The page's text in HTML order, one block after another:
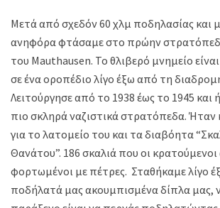
Μετά από σχεδόν 60 χλμ ποδηλασίας και
ανηφόρα φτάσαμε στο πρώην
του Mauthausen. Το θλιβερό μνημείο
σε ένα οροπέδιο λίγο έξω από τη
Λειτούργησε από το 1938 έως το 1945 και
πιο σκληρά ναζιστικά στρατόπεδα.
για το λατομείο του και τα διαβόητα
Θανάτου”. 186 σκαλιά που οι
φορτωμένοι με πέτρες. Σταθήκαμε λίγο
ποδήλατά μας ακουμπισμένα δίπλα μας,